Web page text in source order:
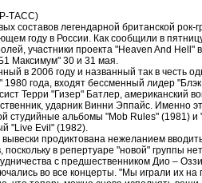
ТАСС)
составов легендарной британской рок-
году в России. Как сообщили в
участники проекта "Heaven And Hell"
Максимум" 30 и 31 мая.
в 2006 году и названный так в честь
года, входят бессменный лидер "Блэк
Терри "Гизер" Батлер, американский
ударник Винни Эппайс. Именно
студийные альбомы "Mob Rules" (1981) и
"Live Evil" (1982).
продиктована нежеланием
поскольку в репертуаре "новой" группы
с предшественником Дио –
во все концерты. "Мы играли их на